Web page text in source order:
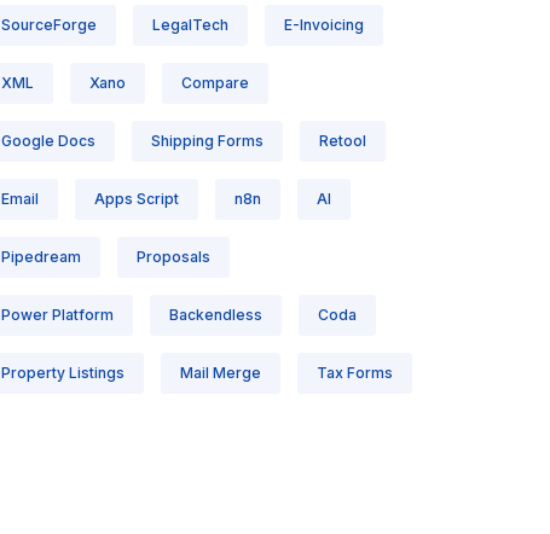
SourceForge LegalTech E-Invoicing
XML Xano Compare
Google Docs Shipping Forms Retool
Email Apps Script n8n AI
Pipedream Proposals
Power Platform Backendless Coda
Property Listings Mail Merge Tax Forms